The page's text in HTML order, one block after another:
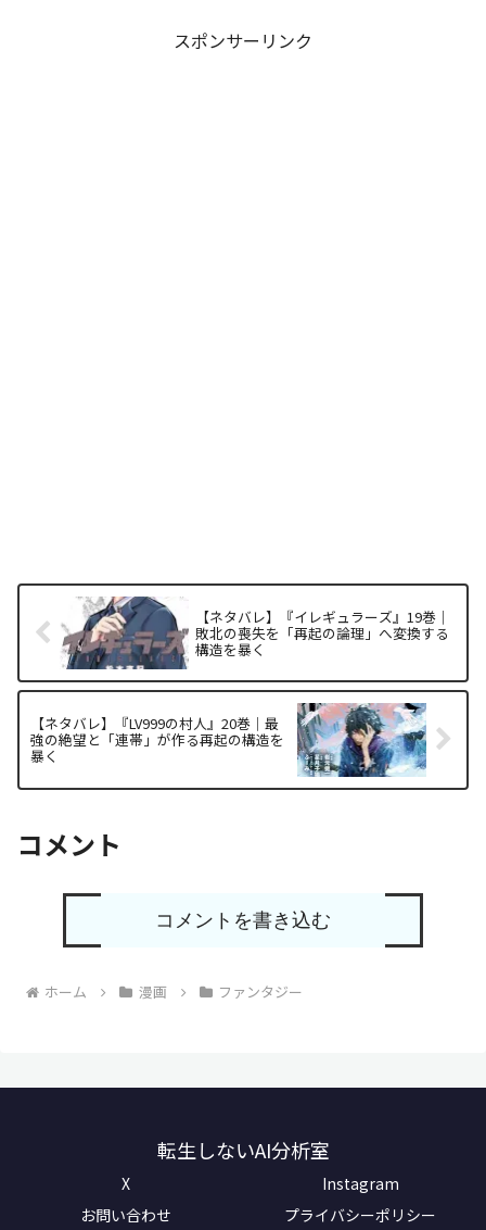
スポンサーリンク
【ネタバレ】『イレギュラーズ』19巻｜
敗北の喪失を「再起の論理」へ変換する
構造を暴く
【ネタバレ】『LV999の村人』20巻｜最
強の絶望と「連帯」が作る再起の構造を
暴く
コメント
コメントを書き込む
ホーム 漫画 ファンタジー
転生しないAI分析室
X
Instagram
お問い合わせ
プライバシーポリシー